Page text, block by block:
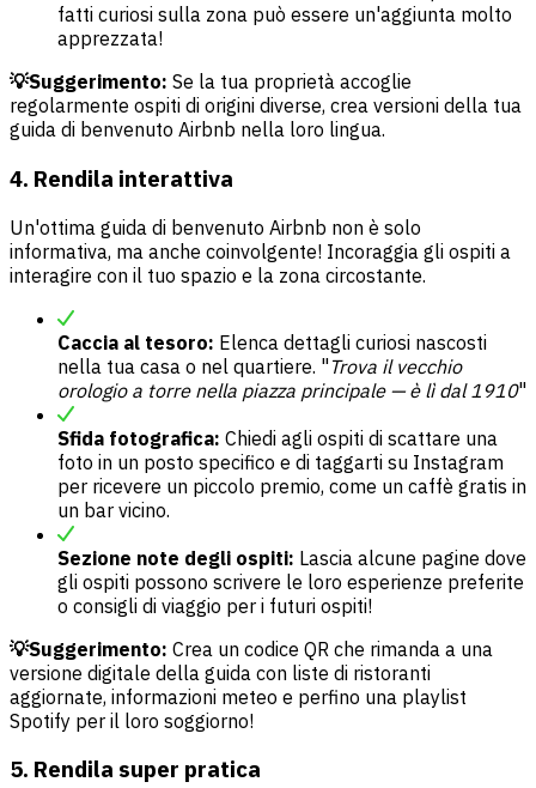
fatti curiosi sulla zona può essere un'aggiunta molto
apprezzata!
💡Suggerimento: Se la tua proprietà accoglie
regolarmente ospiti di origini diverse, crea versioni della tua
guida di benvenuto Airbnb nella loro lingua.
4. Rendila interattiva
Un'ottima guida di benvenuto Airbnb non è solo
informativa, ma anche coinvolgente! Incoraggia gli ospiti a
interagire con il tuo spazio e la zona circostante.
Caccia al tesoro: Elenca dettagli curiosi nascosti
nella tua casa o nel quartiere. "Trova il vecchio
orologio a torre nella piazza principale — è lì dal 1910"
Sfida fotografica: Chiedi agli ospiti di scattare una
foto in un posto specifico e di taggarti su Instagram
per ricevere un piccolo premio, come un caffè gratis in
un bar vicino.
Sezione note degli ospiti: Lascia alcune pagine dove
gli ospiti possono scrivere le loro esperienze preferite
o consigli di viaggio per i futuri ospiti!
💡Suggerimento: Crea un codice QR che rimanda a una
versione digitale della guida con liste di ristoranti
aggiornate, informazioni meteo e perfino una playlist
Spotify per il loro soggiorno!
5. Rendila super pratica